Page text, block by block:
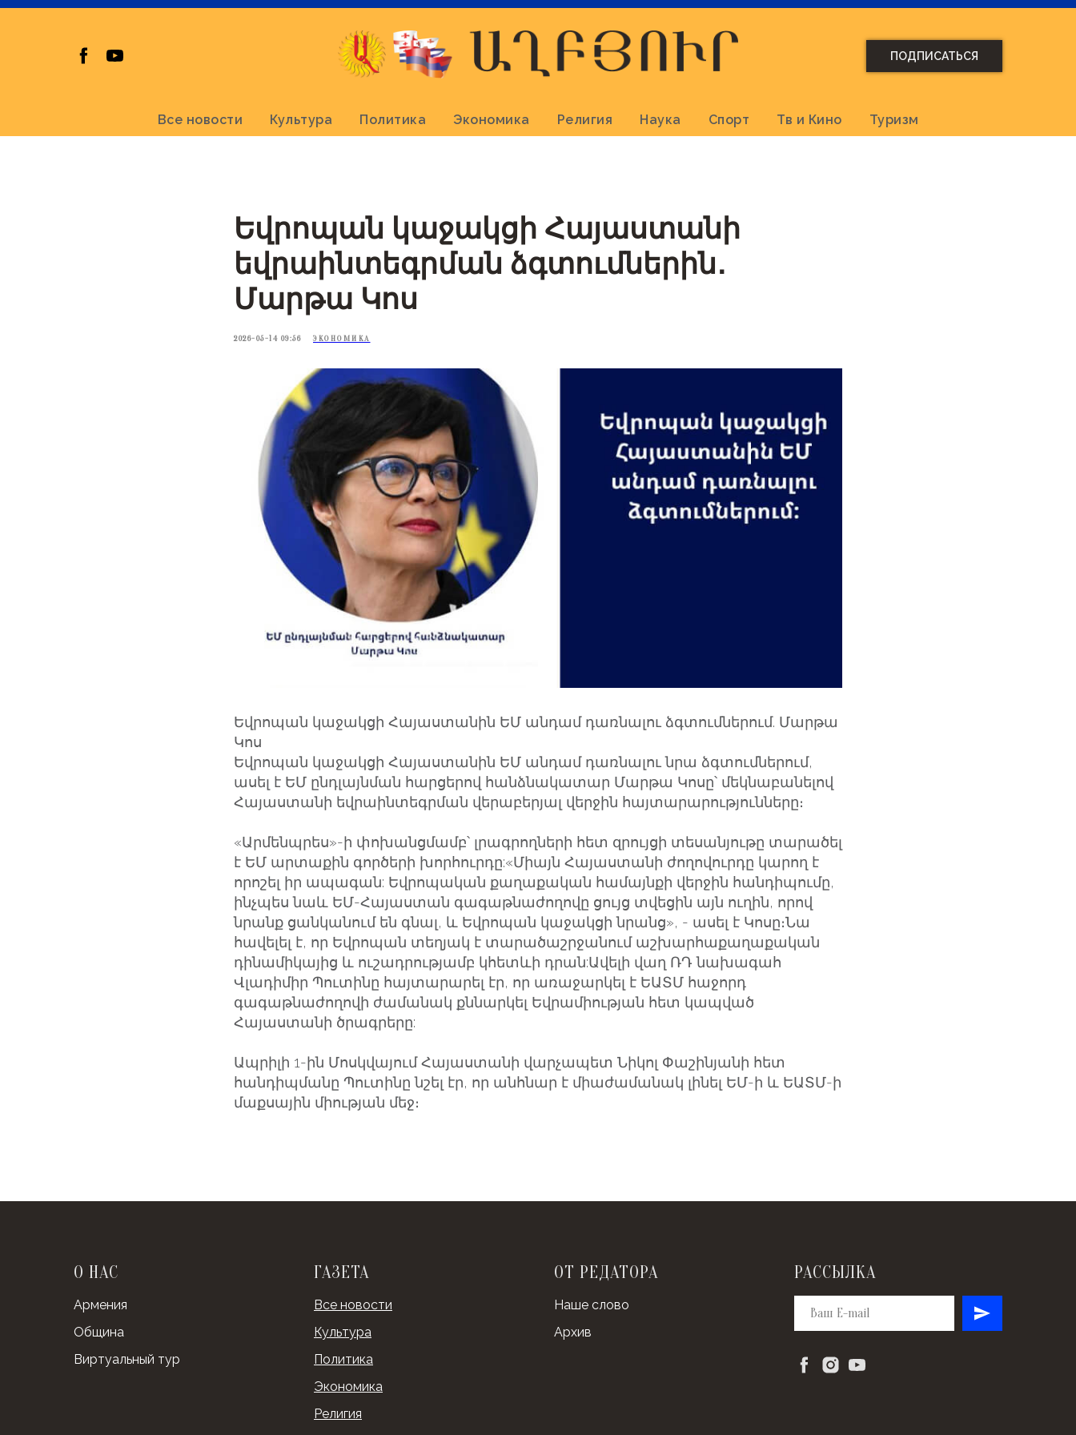
ПОДПИСАТЬСЯ
Все новости Культура Политика Экономика Религия Наука Спорт Тв и Кино Туризм
Եվրոպան կաջակցի Հայաստանի
եվրաինտեգրման ձգտումներին․
Մարթա Կոս
2026-05-14 09:56 ЭКОНОМИКА
Եվրոպան կաջակցի Հայաստանին ԵՄ անդամ դառնալու ձգտումներում. Մարթա
Կոս
Եվրոպան կաջակցի Հայաստանին ԵՄ անդամ դառնալու նրա ձգտումներում,
ասել է ԵՄ ընդլայնման հարցերով հանձնակատար Մարթա Կոսը՝ մեկնաբանելով
Հայաստանի եվրաինտեգրման վերաբերյալ վերջին հայտարարությունները։
«Արմենպրես»-ի փոխանցմամբ՝ լրագրողների հետ զրույցի տեսանյութը տարածել
է ԵՄ արտաքին գործերի խորհուրդը:«Միայն Հայաստանի ժողովուրդը կարող է
որոշել իր ապագան: Եվրոպական քաղաքական համայնքի վերջին հանդիպումը,
ինչպես նաև ԵՄ-Հայաստան գագաթնաժողովը ցույց տվեցին այն ուղին, որով
նրանք ցանկանում են գնալ, և Եվրոպան կաջակցի նրանց», - ասել է Կոսը։Նա
հավելել է, որ Եվրոպան տեղյակ է տարածաշրջանում աշխարհաքաղաքական
դինամիկայից և ուշադրությամբ կհետևի դրան:Ավելի վաղ ՌԴ նախագահ
Վլադիմիր Պուտինը հայտարարել էր, որ առաջարկել է ԵԱՏՄ հաջորդ
գագաթնաժողովի ժամանակ քննարկել Եվրամիության հետ կապված
Հայաստանի ծրագրերը:
Ապրիլի 1-ին Մոսկվայում Հայաստանի վարչապետ Նիկոլ Փաշինյանի հետ
հանդիպմանը Պուտինը նշել էր, որ անհնար է միաժամանակ լինել ԵՄ-ի և ԵԱՏՄ-ի
մաքսային միության մեջ։
О НАС
Армения
Община
Виртуальный тур
ГАЗЕТА
Все новости
Культура
Политика
Экономика
Религия
ОТ РЕДАТОРА
Наше слово
Архив
РАССЫЛКА